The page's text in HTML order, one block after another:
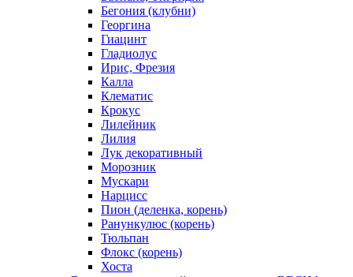
Бегония (клубни)
Георгина
Гиацинт
Гладиолус
Ирис, Фрезия
Калла
Клематис
Крокус
Лилейник
Лилия
Лук декоративный
Морозник
Мускари
Нарцисс
Пион (деленка, корень)
Ранункулюс (корень)
Тюльпан
Флокс (корень)
Хоста